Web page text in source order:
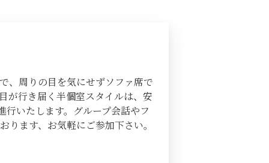
、周りの目を気にせずソファ席で
が行き届く半個室スタイルは、安
いたします。グループ会話やフ
ます、お気軽にご参加下さい。